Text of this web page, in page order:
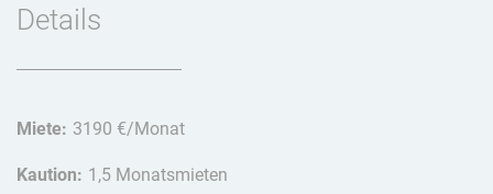
Details
Miete: 3190 €/Monat
Kaution: 1,5 Monatsmieten